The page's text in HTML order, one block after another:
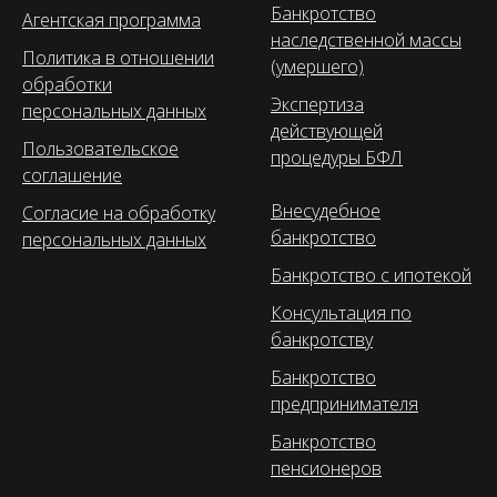
Агентская программа
Политика в отношении
обработки
персональных данных
Пользовательское
соглашение
Согласие на обработку
персональных данных
Банкротство
наследственной массы
(умершего)
Экспертиза
действующей
процедуры БФЛ
Внесудебное
банкротство
Банкротство с ипотекой
Консультация по
банкротству
Банкротство
предпринимателя
Банкротство
пенсионеров